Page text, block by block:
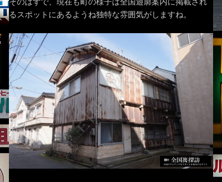
るスポットにあるようね独特な雰囲気がしますね。